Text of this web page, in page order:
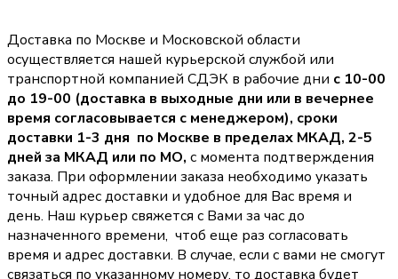
Доставка по Москве и Московской области
осуществляется нашей курьерской службой или
транспортной компанией СДЭК в рабочие дни с 10-00
до 19-00 (доставка в выходные дни или в вечернее
время согласовывается с менеджером), сроки
доставки 1-3 дня по Москве в пределах МКАД, 2-5
дней за МКАД или по МО, с момента подтверждения
заказа. При оформлении заказа необходимо указать
точный адрес доставки и удобное для Вас время и
день. Наш курьер свяжется с Вами за час до
назначенного времени, чтоб еще раз согласовать
время и адрес доставки. В случае, если с вами не смогут
связаться по указанному номеру, то доставка будет